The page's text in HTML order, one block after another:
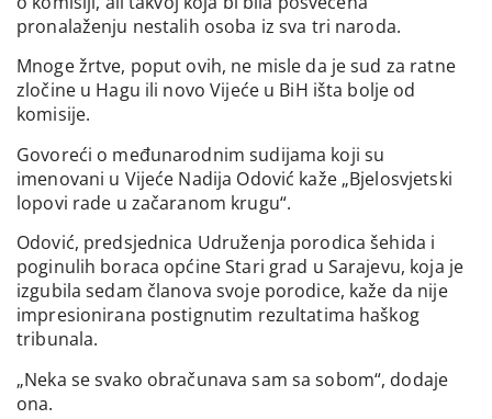
pronalaženju nestalih osoba iz sva tri naroda.
Mnoge žrtve, poput ovih, ne misle da je sud za ratne
zločine u Hagu ili novo Vijeće u BiH išta bolje od
komisije.
Govoreći o međunarodnim sudijama koji su
imenovani u Vijeće Nadija Odović kaže „Bjelosvjetski
lopovi rade u začaranom krugu“.
Odović, predsjednica Udruženja porodica šehida i
poginulih boraca općine Stari grad u Sarajevu, koja je
izgubila sedam članova svoje porodice, kaže da nije
impresionirana postignutim rezultatima haškog
tribunala.
„Neka se svako obračunava sam sa sobom“, dodaje
ona.